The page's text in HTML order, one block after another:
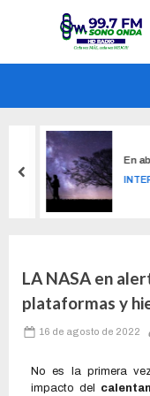
En
LA NASA en
plataformas y
16 de agosto de 2022
No es la primera
impacto del